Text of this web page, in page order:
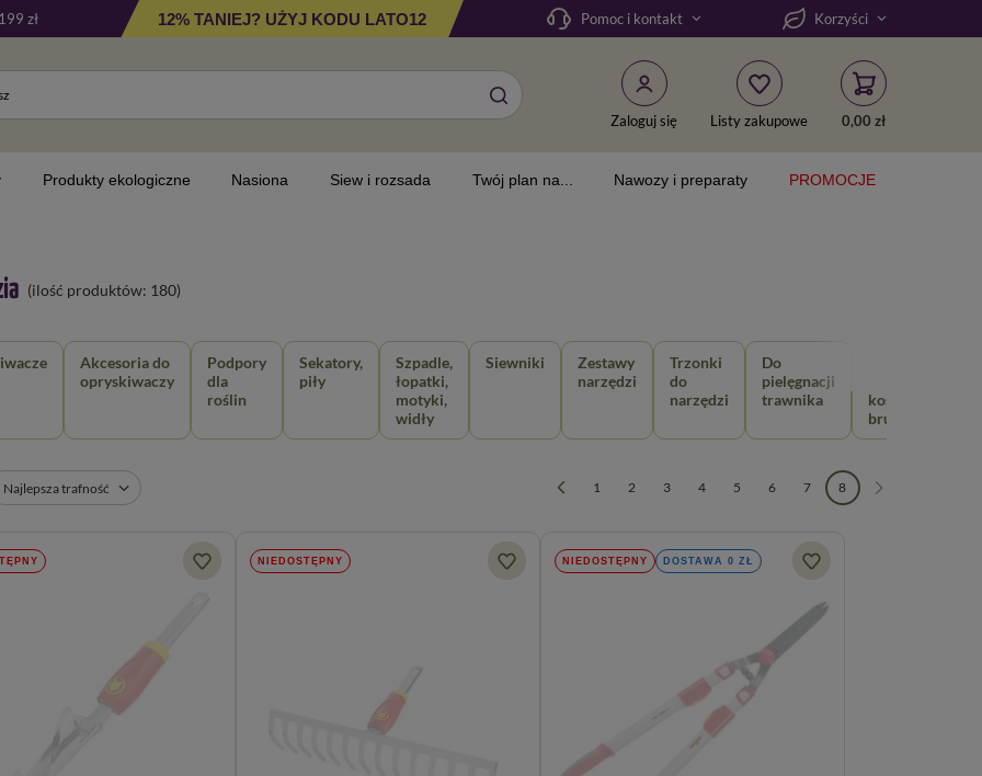
zł 12% TANIEJ? UŻYJ KODU LATO12 Pomoc i kontakt Korzyści
Zaloguj się Listy zakupowe 0,00 zł
Produkty ekologiczne Nasiona Siew i rozsada Twój plan na... Nawozy i preparaty PROMOCJE
(ilość produktów: 180)
Akcesoria do
opryskiwaczy
Podpory
dla
roślin
Sekatory,
piły
Szpadle,
łopatki,
motyki,
widły
Siewniki
Zestawy
narzędzi
Trzonki
do
narzędzi
Do
pielęgnacji
trawnika
kostki i
bruku
Najlepsza trafność 1 2 3 4 5 6 7 8
NIEDOSTĘPNY NIEDOSTĘPNY DOSTAWA 0 ZŁ